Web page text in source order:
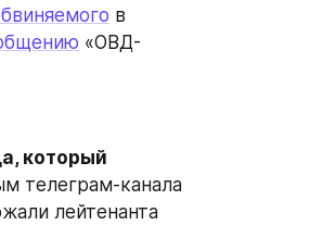
в
«ОВД-
который
телеграм-канала
лейтенанта